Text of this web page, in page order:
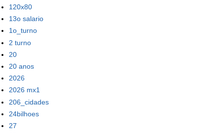
120x80
13o salario
1o_turno
2 turno
20
20 anos
2026
2026 mx1
206_cidades
24bilhoes
27